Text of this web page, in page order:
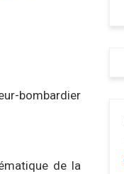
bombardier
de la